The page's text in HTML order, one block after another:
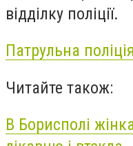
відділку поліції.
Патрульна
Читайте також:
В Борисполі